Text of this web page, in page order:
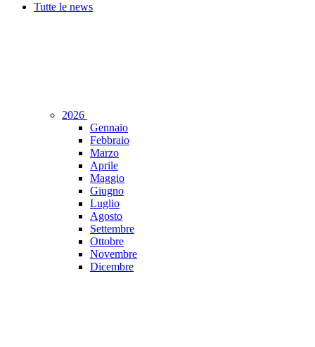
Tutte le news
2026
Gennaio
Febbraio
Marzo
Aprile
Maggio
Giugno
Luglio
Agosto
Settembre
Ottobre
Novembre
Dicembre